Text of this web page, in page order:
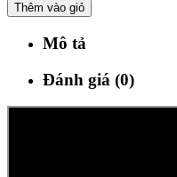
Thêm vào giỏ
Mô tả
Đánh giá (0)